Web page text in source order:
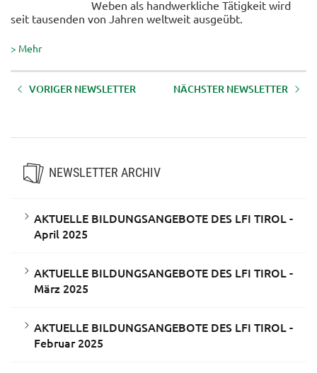
Weben als handwerkliche Tätigkeit wird
seit tausenden von Jahren weltweit ausgeübt.
> Mehr
VORIGER NEWSLETTER NÄCHSTER NEWSLETTER
NEWSLETTER ARCHIV
AKTUELLE BILDUNGSANGEBOTE DES LFI TIROL -
April 2025
AKTUELLE BILDUNGSANGEBOTE DES LFI TIROL -
März 2025
AKTUELLE BILDUNGSANGEBOTE DES LFI TIROL -
Februar 2025